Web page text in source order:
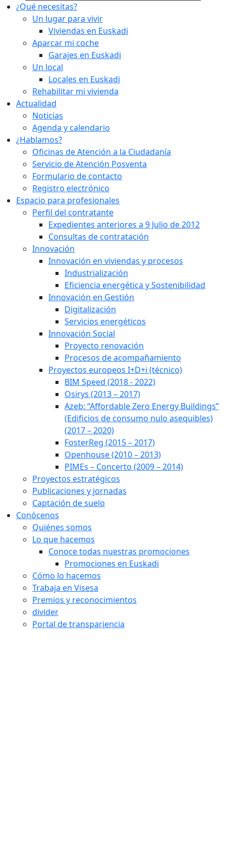
¿Qué necesitas?
Un lugar para vivir
Viviendas en Euskadi
Aparcar mi coche
Garajes en Euskadi
Un local
Locales en Euskadi
Rehabilitar mi vivienda
Actualidad
Noticias
Agenda y calendario
¿Hablamos?
Oficinas de Atención a la Ciudadanía
Servicio de Atención Posventa
Formulario de contacto
Registro electrónico
Espacio para profesionales
Perfil del contratante
Expedientes anteriores a 9 Julio de 2012
Consultas de contratación
Innovación
Innovación en viviendas y procesos
Industrialización
Eficiencia energética y Sostenibilidad
Innovación en Gestión
Digitalización
Servicios energéticos
Innovación Social
Proyecto renovación
Procesos de acompañamiento
Proyectos europeos I+D+i (técnico)
BIM Speed (2018 - 2022)
Osirys (2013 – 2017)
Azeb: “Affordable Zero Energy Buildings”
(Edificios de consumo nulo asequibles)
(2017 – 2020)
FosterReg (2015 – 2017)
Openhouse (2010 – 2013)
PIMEs – Concerto (2009 – 2014)
Proyectos estratégicos
Publicaciones y jornadas
Captación de suelo
Conócenos
Quiénes somos
Lo que hacemos
Conoce todas nuestras promociones
Promociones en Euskadi
Cómo lo hacemos
Trabaja en Visesa
Premios y reconocimientos
divider
Portal de transpariencia